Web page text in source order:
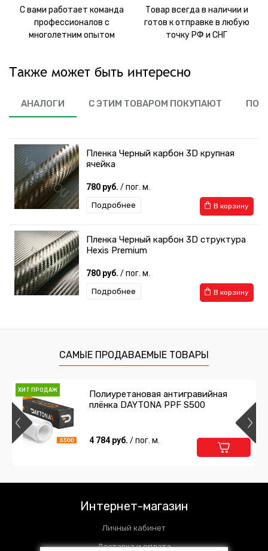
С вами работает команда
профессионалов с
многолетним опытом
Товар всегда в наличии и
готов к отправке в любую
точку РФ и СНГ
Также может быть интересно
АНАЛОГИ С ЭТИМ ТОВАРОМ ПОКУПАЮТ
Пленка Черный карбон 3D крупная
ячейка
780 руб. / пог. м.
В корзину
Подробнее
Пленка Черный карбон 3D структура
Hexis Premium
780 руб. / пог. м.
В корзину
Подробнее
САМЫЕ ПРОДАВАЕМЫЕ ТОВАРЫ
ХИТ ПРОДАЖ
Полиуретановая антигравийная
плёнка DAYTONA PPF S500
4 784 руб. / пог. м.
Интернет-магазин
Личный кабинет
Доставка и оплата